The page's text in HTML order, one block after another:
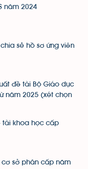
năm 2024
sẻ hồ sơ ứng viên
đề tài Bộ Giáo dục
năm 2025 (xét chọn
tài khoa học cấp
sở phân cấp năm